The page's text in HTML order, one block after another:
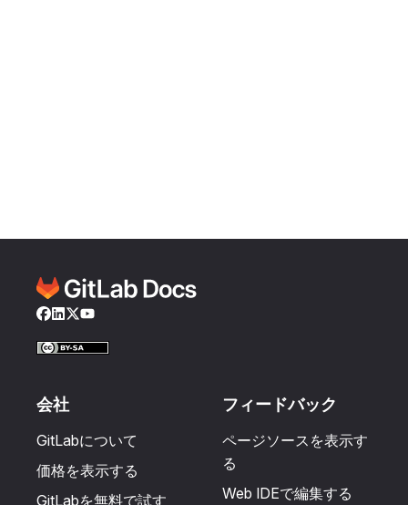
Facebook
LinkedIn
Twitter
YouTube
会社
GitLabについて
価格を表示する
GitLabを無料で試す
フィードバック
ページソースを表示す
る
Web IDEで編集する